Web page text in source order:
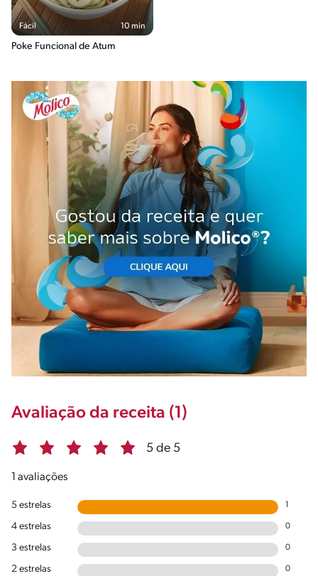
Fácil 10 min
Poke Funcional de Atum
Avaliação da receita (1)
5 de 5
1 avaliações
5 estrelas
4 estrelas 0
3 estrelas 0
2 estrelas 0